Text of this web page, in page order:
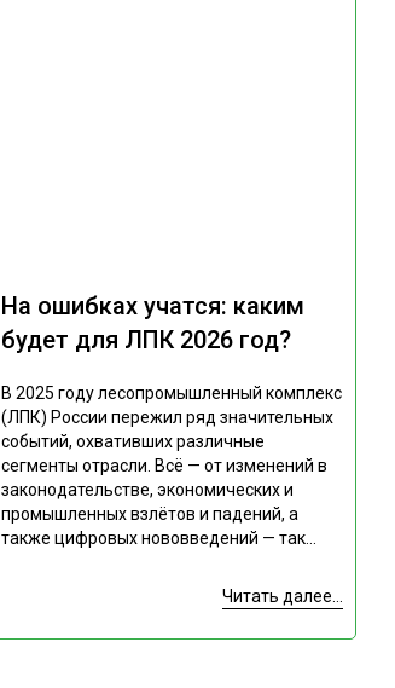
На ошибках учатся: каким
будет для ЛПК 2026 год?
В 2025 году лесопромышленный комплекс
(ЛПК) России пережил ряд значительных
событий, охвативших различные
сегменты отрасли. Всё — от изменений в
законодательстве, экономических и
промышленных взлётов и падений, а
также цифровых нововведений — так...
Читать далее...